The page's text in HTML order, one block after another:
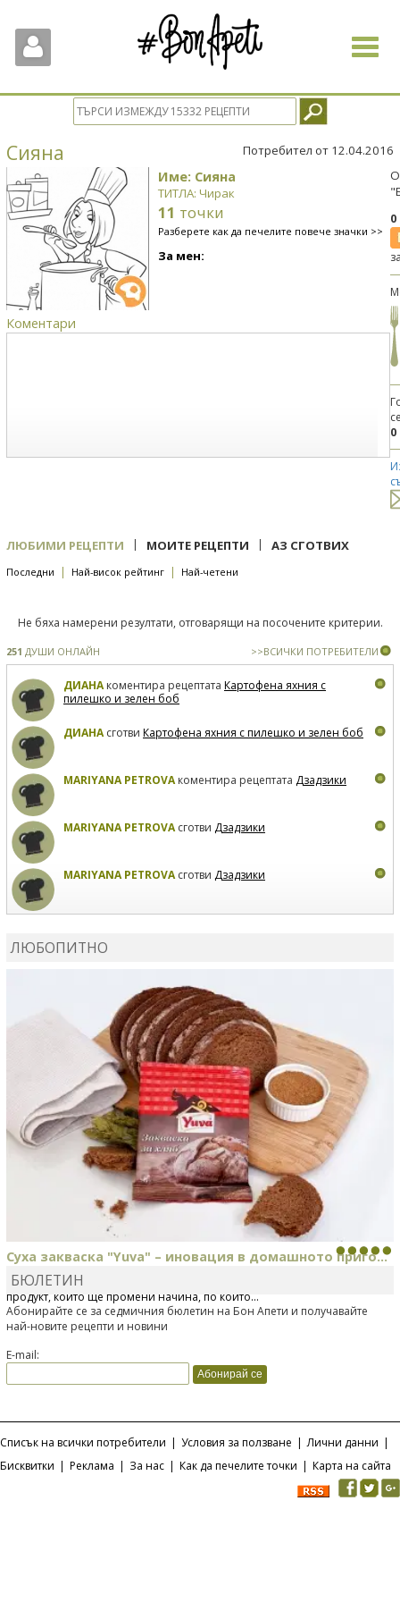
Toggle
Сияна Потребител от 12.04.2016
Име: Сияна
ТИТЛА: Чирак
11 точки
Разберете как да печелите повече значки >>
За мен:
Коментари
0
ЛЮБИМИ РЕЦЕПТИ | МОИТЕ РЕЦЕПТИ | АЗ СГОТВИХ
Последни | Най-висок рейтинг | Най-четени
Не бяха намерени резултати, отговарящи на посочените критерии.
251 ДУШИ ОНЛАЙН >>ВСИЧКИ ПОТРЕБИТЕЛИ
ДИАНАкоментира рецептата Картофена яхния с
пилешко и зелен боб
ДИАНАсготви Картофена яхния с пилешко и зелен боб
MARIYANA PETROVAкоментира рецептата Дзадзики
MARIYANA PETROVAсготви Дзадзики
MARIYANA PETROVAсготви Дзадзики
ЛЮБОПИТНО
Суха закваска "Yuva" – иновация в домашното приго...
Отскоро Лесафр България стартира предлагането на изцяло нов
продукт, който ще промени начина, по който...
БЮЛЕТИН
Абонирайте се за седмичния бюлетин на Бон Апети и получавайте
най-новите рецепти и новини
E-mail:
Списък на всички потребители | Условия за ползване | Лични данни |
Бисквитки | Реклама | За нас | Как да печелите точки | Карта на сайта